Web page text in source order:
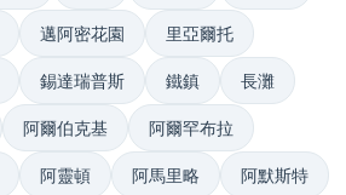
邁阿密花園 里亞爾托
錫達瑞普斯 鐵鎮 長灘
阿爾伯克基 阿爾罕布拉
阿靈頓 阿馬里略 阿默斯特